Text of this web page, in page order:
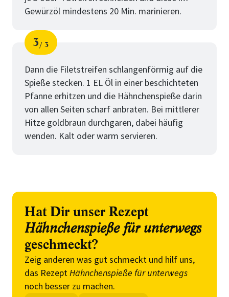
Gewürzöl mindestens 20 Min. marinieren.
Schritt
3
von
3
Dann die Filetstreifen schlangenförmig auf die
Spieße stecken. 1 EL Öl in einer beschichteten
Pfanne erhitzen und die Hähnchenspieße darin
von allen Seiten scharf anbraten. Bei mittlerer
Hitze goldbraun durchgaren, dabei häufig
wenden. Kalt oder warm servieren.
Hat Dir unser Rezept
Hähnchenspieße für unterwegs
geschmeckt?
Zeig anderen was gut schmeckt und hilf uns,
das RezeptHähnchenspieße für unterwegs
noch besser zu machen.